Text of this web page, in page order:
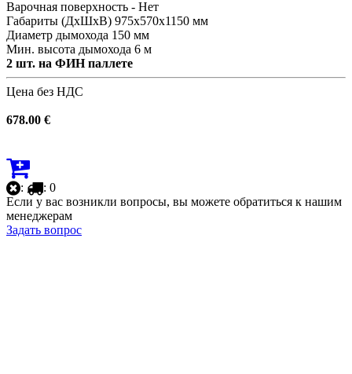
Варочная поверхность - Нет
Габариты (ДхШхВ) 975х570х1150 мм
Диаметр дымохода 150 мм
Мин. высота дымохода 6 м
2 шт. на ФИН паллете
Цена без НДС
678.00 €
:
: 0
Если у вас возникли вопросы, вы можете обратиться к нашим
менеджерам
Задать вопрос